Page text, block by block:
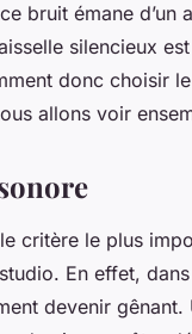
bruit émane
silencieux
donc choisir
allons voir
critère le plus
En effet,
devenir